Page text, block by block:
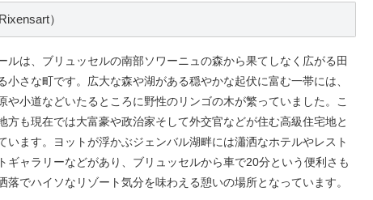
）
ルは、ブリュッセルの南部ソワーニュの森から果てしなく広がる田
小さな町です。広大な森や湖がある穏やかな起伏に富む一帯には、
や小道などいたるところに野性のリンゴの木が繁っていました。こ
方も現在では大富豪や政治家そして外交官などが住む高級住宅地と
います。ヨットが浮かぶジェンバル湖畔には瀟洒なホテルやレスト
ギャラリーなどがあり、ブリュッセルから車で20分という便利さも
落でハイソなリゾート気分を味わえる憩いの場所となっています。